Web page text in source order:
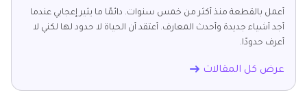
أعمل بالقطعة منذ أكثر من خمس سنوات. دائمًا ما يثير إعجابي عندما
أجد أشياء جديدة وأحدث المعارف. أعتقد أن الحياة لا حدود لها لكني لا
أعرف حدودًا.
عرض كل المقالات